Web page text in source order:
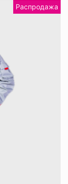
Распродажа